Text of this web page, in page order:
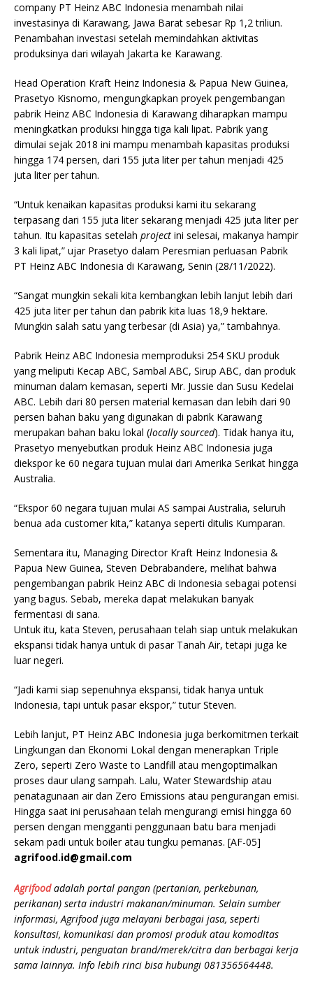
company PT Heinz ABC Indonesia menambah nilai
investasinya di Karawang, Jawa Barat sebesar Rp 1,2 triliun.
Penambahan investasi setelah memindahkan aktivitas
produksinya dari wilayah Jakarta ke Karawang.
Head Operation Kraft Heinz Indonesia & Papua New Guinea,
Prasetyo Kisnomo, mengungkapkan proyek pengembangan
pabrik Heinz ABC Indonesia di Karawang diharapkan mampu
meningkatkan produksi hingga tiga kali lipat. Pabrik yang
dimulai sejak 2018 ini mampu menambah kapasitas produksi
hingga 174 persen, dari 155 juta liter per tahun menjadi 425
juta liter per tahun.
“Untuk kenaikan kapasitas produksi kami itu sekarang
terpasang dari 155 juta liter sekarang menjadi 425 juta liter per
tahun. Itu kapasitas setelah project ini selesai, makanya hampir
3 kali lipat,” ujar Prasetyo dalam Peresmian perluasan Pabrik
PT Heinz ABC Indonesia di Karawang, Senin (28/11/2022).
“Sangat mungkin sekali kita kembangkan lebih lanjut lebih dari
425 juta liter per tahun dan pabrik kita luas 18,9 hektare.
Mungkin salah satu yang terbesar (di Asia) ya,” tambahnya.
Pabrik Heinz ABC Indonesia memproduksi 254 SKU produk
yang meliputi Kecap ABC, Sambal ABC, Sirup ABC, dan produk
minuman dalam kemasan, seperti Mr. Jussie dan Susu Kedelai
ABC. Lebih dari 80 persen material kemasan dan lebih dari 90
persen bahan baku yang digunakan di pabrik Karawang
merupakan bahan baku lokal (locally sourced). Tidak hanya itu,
Prasetyo menyebutkan produk Heinz ABC Indonesia juga
diekspor ke 60 negara tujuan mulai dari Amerika Serikat hingga
Australia.
“Ekspor 60 negara tujuan mulai AS sampai Australia, seluruh
benua ada customer kita,” katanya seperti ditulis Kumparan.
Sementara itu, Managing Director Kraft Heinz Indonesia &
Papua New Guinea, Steven Debrabandere, melihat bahwa
pengembangan pabrik Heinz ABC di Indonesia sebagai potensi
yang bagus. Sebab, mereka dapat melakukan banyak
fermentasi di sana.
Untuk itu, kata Steven, perusahaan telah siap untuk melakukan
ekspansi tidak hanya untuk di pasar Tanah Air, tetapi juga ke
luar negeri.
“Jadi kami siap sepenuhnya ekspansi, tidak hanya untuk
Indonesia, tapi untuk pasar ekspor,” tutur Steven.
Lebih lanjut, PT Heinz ABC Indonesia juga berkomitmen terkait
Lingkungan dan Ekonomi Lokal dengan menerapkan Triple
Zero, seperti Zero Waste to Landfill atau mengoptimalkan
proses daur ulang sampah. Lalu, Water Stewardship atau
penatagunaan air dan Zero Emissions atau pengurangan emisi.
Hingga saat ini perusahaan telah mengurangi emisi hingga 60
persen dengan mengganti penggunaan batu bara menjadi
sekam padi untuk boiler atau tungku pemanas. [AF-05]
agrifood.id@gmail.com
Agrifoodadalah portal pangan (pertanian, perkebunan,
perikanan) serta industri makanan/minuman. Selain sumber
informasi, Agrifood juga melayani berbagai jasa, seperti
konsultasi, komunikasi dan promosi produk atau komoditas
untuk industri, penguatan brand/merek/citra dan berbagai kerja
sama lainnya. Info lebih rinci bisa hubungi 081356564448.